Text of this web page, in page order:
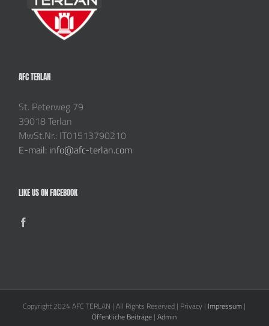
AFC TERLAN
St. Peterweg 79
39018 Terlan
MwSt.Nr.: IT01513790210
E-mail: info@afc-terlan.com
LIKE US ON FACEBOOK
Copyright 2024 AFC TERLAN | All Rights Reserved | Privacy | Impressum |
Öffentliche Beiträge |Admin